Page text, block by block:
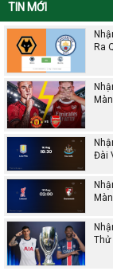
TIN MỚI
Ra
Đài
Thử